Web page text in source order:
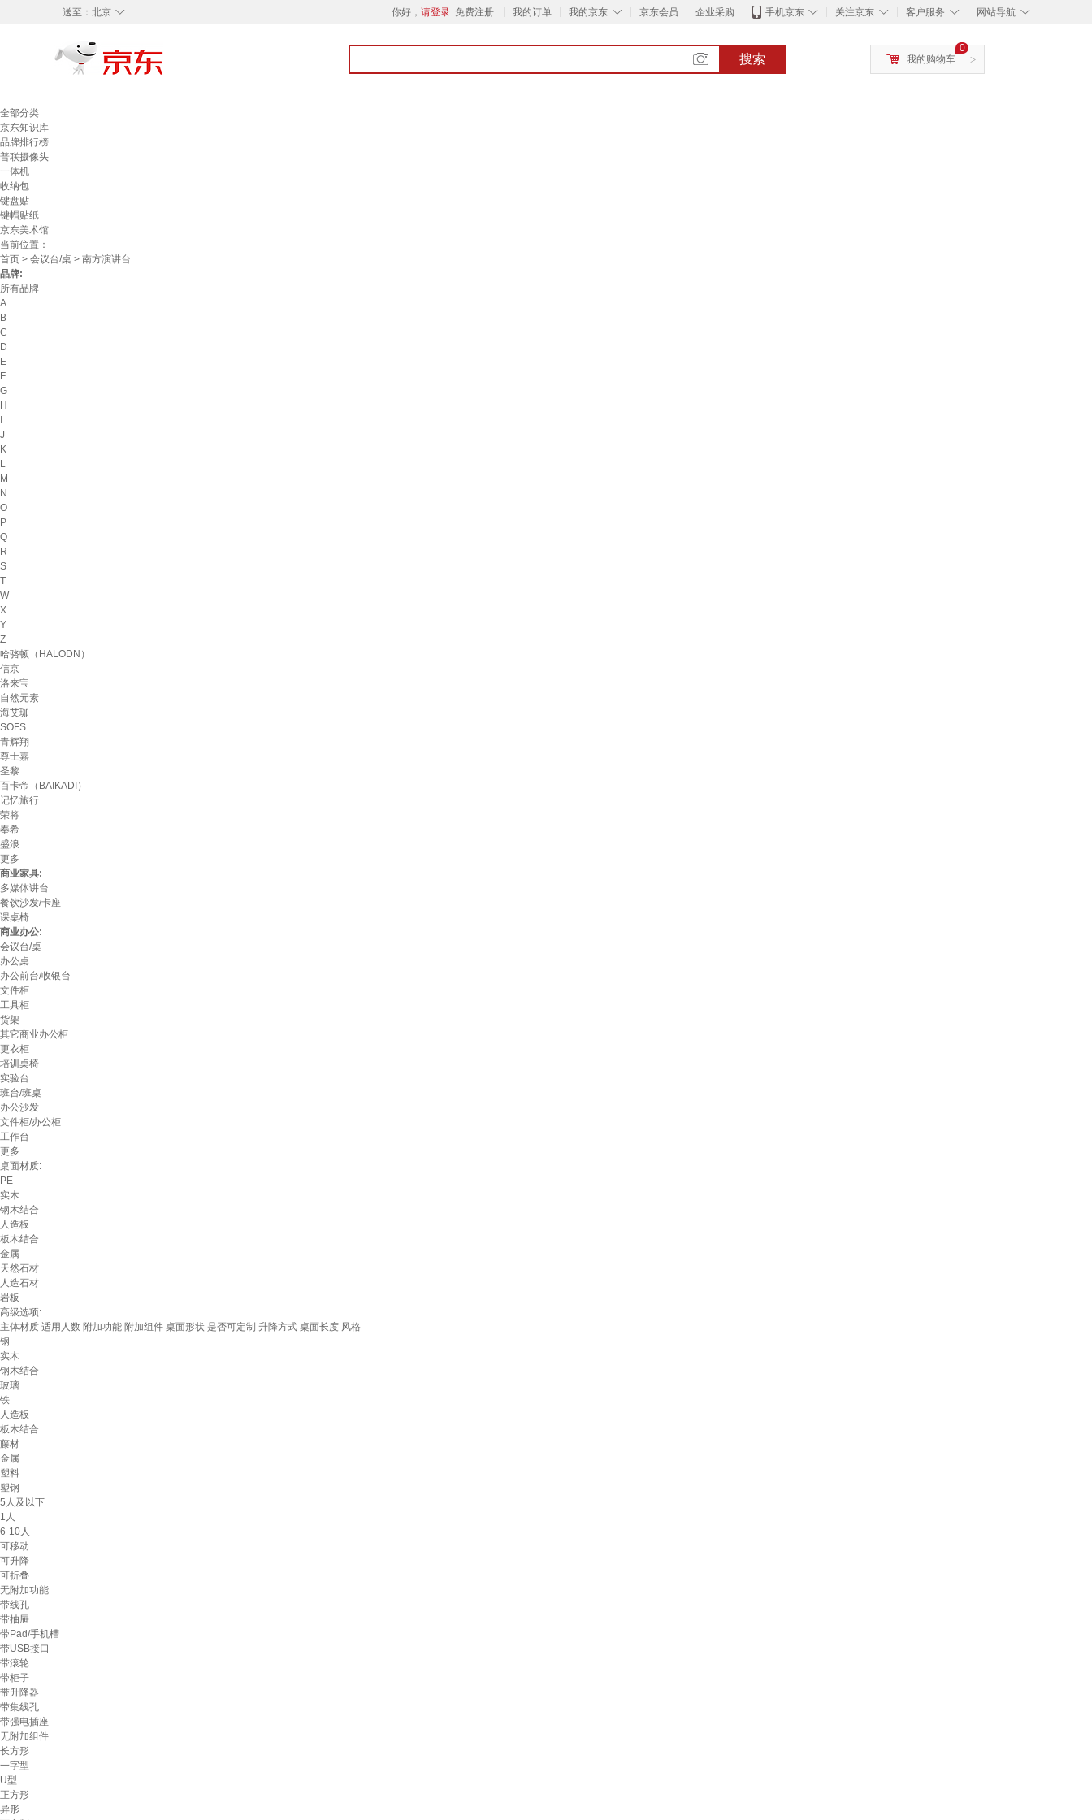
◇
送至： 北京 你好， 请登录 免费注册 我的订单 ◇
我的京东 京东会员 企业采购 ◇
手机京东 ◇
关注京东 ◇
客户服务 ◇
网站导航
搜索 >
0
我的购物车
全部分类
京东知识库
品牌排行榜
普联摄像头
一体机
收纳包
键盘贴
键帽贴纸
京东美术馆
当前位置：
首页 > 会议台/桌 > 南方演讲台
品牌:
所有品牌
A
B
C
D
E
F
G
H
J
K
L
M
N
O
P
Q
R
S
T
W
X
Y
Z
哈骆顿（HALODN）
信京
洛来宝
自然元素
海艾珈
SOFS
青辉翔
尊士嘉
圣黎
百卡帝（BAIKADI）
记忆旅行
荣将
奉希
盛浪
更多
商业家具:
多媒体讲台
餐饮沙发/卡座
课桌椅
商业办公:
会议台/桌
办公桌
办公前台/收银台
文件柜
工具柜
货架
其它商业办公柜
更衣柜
培训桌椅
实验台
班台/班桌
办公沙发
文件柜/办公柜
工作台
更多
桌面材质:
PE
实木
钢木结合
人造板
板木结合
金属
天然石材
人造石材
岩板
高级选项:
主体材质 适用人数 附加功能 附加组件 桌面形状 是否可定制 升降方式 桌面长度 风格
钢
实木
钢木结合
玻璃
铁
人造板
板木结合
藤材
金属
塑料
塑钢
5人及以下
1人
6-10人
可移动
可升降
可折叠
无附加功能
带线孔
带抽屉
带Pad/手机槽
带USB接口
带滚轮
带柜子
带升降器
带集线孔
带强电插座
无附加组件
长方形
一字型
U型
正方形
异形